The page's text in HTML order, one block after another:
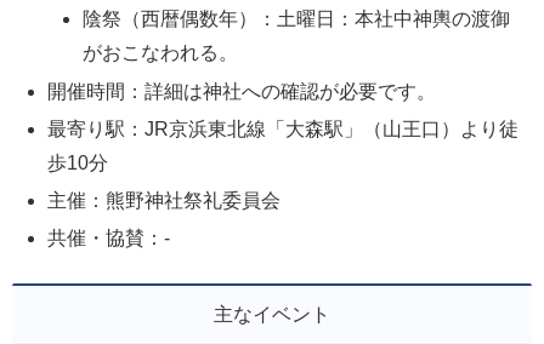
陰祭（西暦偶数年）：土曜日：本社中神輿の渡御
がおこなわれる。
開催時間：詳細は神社への確認が必要です。
最寄り駅：JR京浜東北線「大森駅」（山王口）より徒
歩10分
主催：熊野神社祭礼委員会
共催・協賛：-
主なイベント